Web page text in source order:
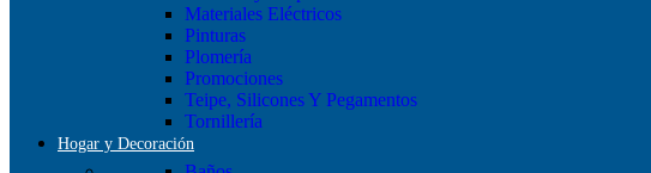
Materiales Eléctricos
Pinturas
Plomería
Promociones
Teipe, Silicones Y Pegamentos
Tornillería
Hogar y Decoración